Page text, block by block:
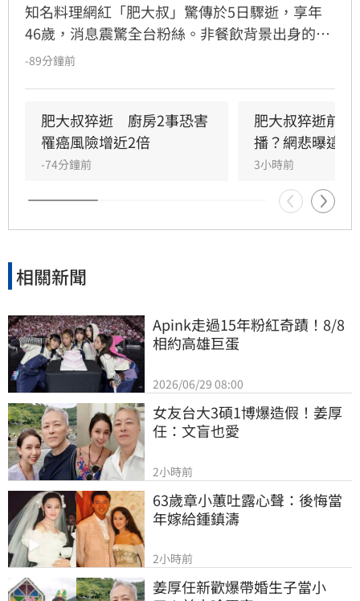
知名料理網紅「肥大叔」驚傳於5日驟逝，享年
46歲，消息震驚全台粉絲。非餐飲背景出身的
他，憑藉親切教學與拚勁，將直播事業經營得有
陷，狀態顯得相當疲憊。肥大叔自2021年起頻傳
健康警訊，雖曾於2022年住院開刀，但出院後仍
堅持返回工作崗位，直到最後一刻仍心繫直播。
對於肥大叔的確切死因，家屬目前尚未對外說
明。
-89分鐘前
肥大叔猝逝　廚房2事恐害
罹癌風險增近2倍
-74分鐘前
肥大叔猝逝前
播？網悲曝這原
3小時前
相關新聞
Apink走過15年粉紅奇蹟！8/8
相約高雄巨蛋
2026/06/29 08:00
女友台大3碩1博爆造假！姜厚
任：文盲也愛
2小時前
63歲章小蕙吐露心聲：後悔當
年嫁給鍾鎮濤
2小時前
姜厚任新歡爆帶婚生子當小